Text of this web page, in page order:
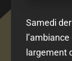
Samedi
largement